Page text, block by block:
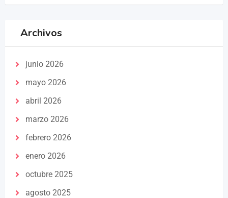
Archivos
junio 2026
mayo 2026
abril 2026
marzo 2026
febrero 2026
enero 2026
octubre 2025
agosto 2025